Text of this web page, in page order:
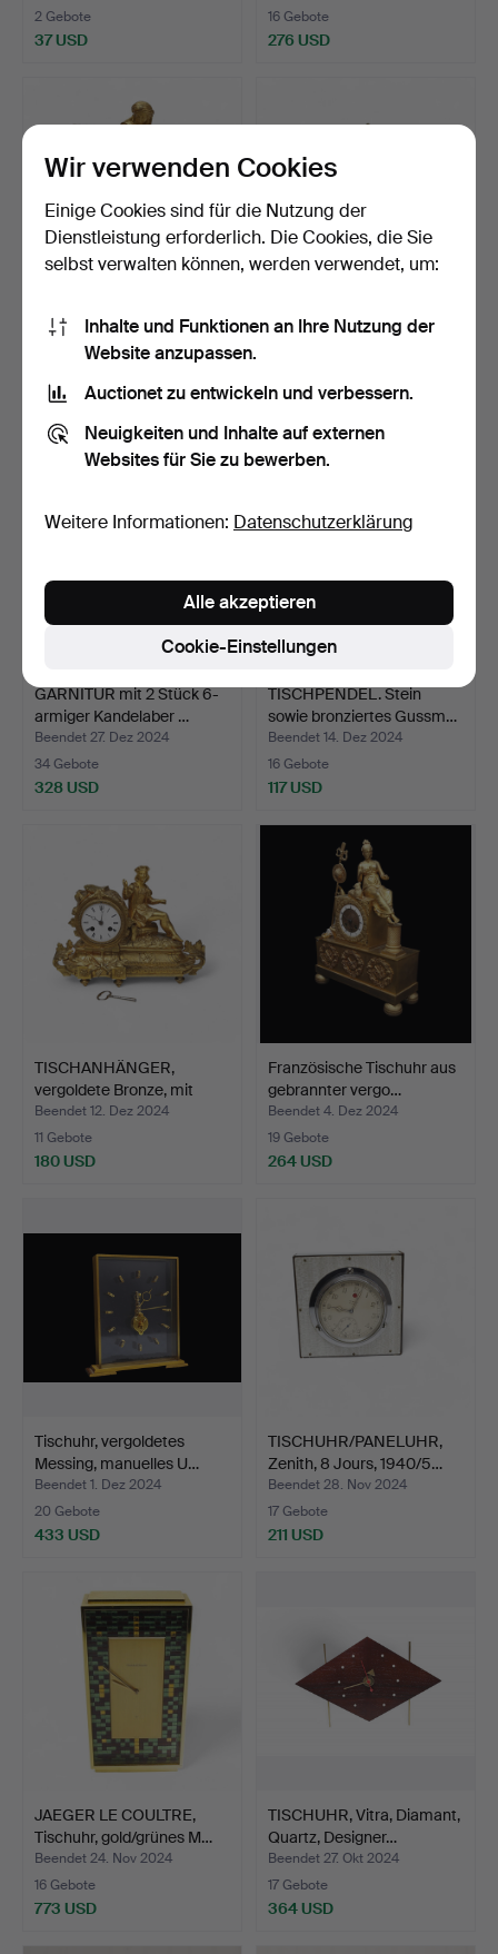
2 Gebote
37 USD
16 Gebote
276 USD
Tischuhr aus vergoldeter
Bronze, Porzellan…
Beendet 8. Jan 2025
45 Gebote
TISCHUHR UND
KANDELABER FÜR
12 Gebote
GARNITUR mit 2 Stück 6-
armiger Kandelaber …
Beendet 27. Dez 2024
34 Gebote
328 USD
TISCHPENDEL. Stein
sowie bronziertes Gussm…
Beendet 14. Dez 2024
16 Gebote
117 USD
TISCHANHÄNGER,
vergoldete Bronze, mit
Rena…
Beendet 12. Dez 2024
11 Gebote
180 USD
Französische Tischuhr aus
gebrannter vergo…
Beendet 4. Dez 2024
19 Gebote
264 USD
Tischuhr, vergoldetes
Messing, manuelles U…
Beendet 1. Dez 2024
20 Gebote
433 USD
TISCHUHR/PANELUHR,
Zenith, 8 Jours, 1940/5…
Beendet 28. Nov 2024
17 Gebote
211 USD
JAEGER LE COULTRE,
Tischuhr, gold/grünes M…
Beendet 24. Nov 2024
16 Gebote
773 USD
TISCHUHR, Vitra, Diamant,
Quartz, Designer…
Beendet 27. Okt 2024
17 Gebote
364 USD
Wir verwenden Cookies
Einige Cookies sind für die Nutzung der
Dienstleistung erforderlich. Die Cookies, die Sie
selbst verwalten können, werden verwendet, um:
Inhalte und Funktionen an Ihre Nutzung der
Website anzupassen.
Auctionet zu entwickeln und verbessern.
Neuigkeiten und Inhalte auf externen
Websites für Sie zu bewerben.
Weitere Informationen: Datenschutzerklärung
Cookie-Einstellungen
Alle akzeptieren